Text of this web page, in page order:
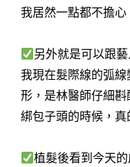
我居然一點都不擔心
另外就是可以跟
我現在髮際線的弧
形，是林醫師仔細斟
綁包子頭的時候，真
植髮後看到今天